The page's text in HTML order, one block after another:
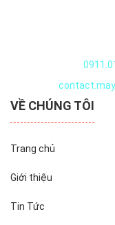
VỀ CHÚNG TÔI
Trang chủ
Giới thiệu
Tin Tức